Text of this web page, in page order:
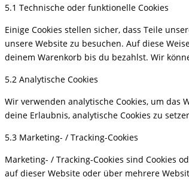
5.1 Technische oder funktionelle Cookies
Einige Cookies stellen sicher, dass Teile
unsere Website zu besuchen. Auf diese
deinem Warenkorb bis du bezahlst. Wir
5.2 Analytische Cookies
Wir verwenden analytische Cookies, um
deine Erlaubnis, analytische Cookies zu
5.3 Marketing- / Tracking-Cookies
Marketing- / Tracking-Cookies sind Cookies
auf dieser Website oder über mehrere